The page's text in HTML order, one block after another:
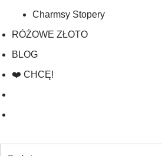
Charmsy Stopery
RÓŻOWE ZŁOTO
BLOG
❤️ CHCĘ!